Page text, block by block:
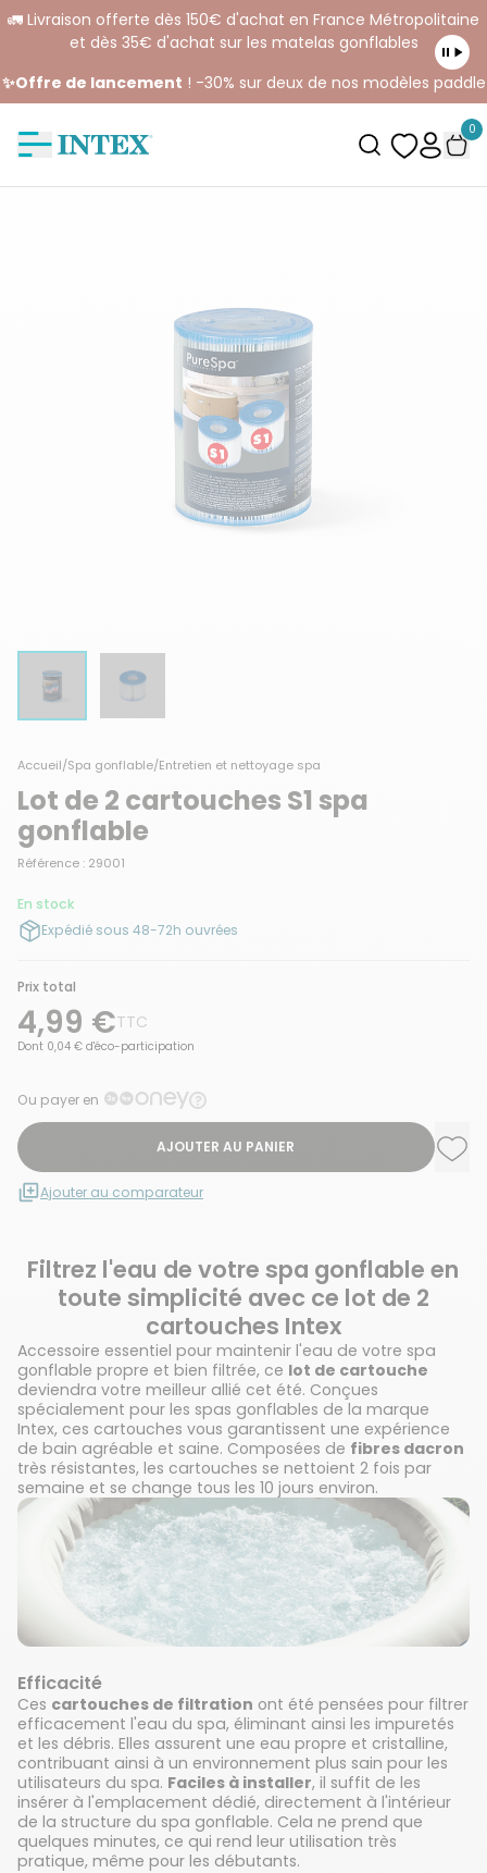
🚛 Livraison offerte dès 150€ d'achat en France Métropolitaine
et dès 35€ d'achat sur les matelas gonflables
✨Offre de lancement ! -30% sur deux de nos modèles paddle
0
Accueil/Spa gonflable/Entretien et nettoyage spa
Lot de 2 cartouches S1 spa
gonflable
Référence : 29001
En stock
Expédié sous 48-72h ouvrées
Prix total
4,99 €TTC
Dont 0,04 € d'éco-participation
Ou payer en
AJOUTER AU PANIER
Ajouter au comparateur
Filtrez l'eau de votre spa gonflable en
toute simplicité avec ce lot de 2
cartouches Intex
Accessoire essentiel pour maintenir l'eau de votre spa
gonflable propre et bien filtrée, ce lot de cartouche
deviendra votre meilleur allié cet été. Conçues
spécialement pour les spas gonflables de la marque
Intex, ces cartouches vous garantissent une expérience
de bain agréable et saine. Composées de fibres dacron
très résistantes, les cartouches se nettoient 2 fois par
semaine et se change tous les 10 jours environ.
Efficacité
Ces cartouches de filtration ont été pensées pour filtrer
efficacement l'eau du spa, éliminant ainsi les impuretés
et les débris. Elles assurent une eau propre et cristalline,
contribuant ainsi à un environnement plus sain pour les
utilisateurs du spa. Faciles à installer, il suffit de les
insérer à l'emplacement dédié, directement à l'intérieur
de la structure du spa gonflable. Cela ne prend que
quelques minutes, ce qui rend leur utilisation très
pratique, même pour les débutants.